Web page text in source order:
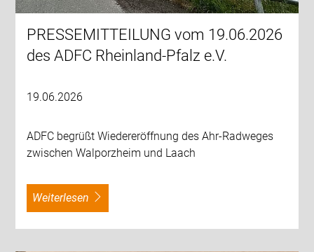
PRESSEMITTEILUNG vom 19.06.2026
des ADFC Rheinland-Pfalz e.V.
19.06.2026
ADFC begrüßt Wiedereröffnung des Ahr-Radweges
zwischen Walporzheim und Laach
weiterlesen